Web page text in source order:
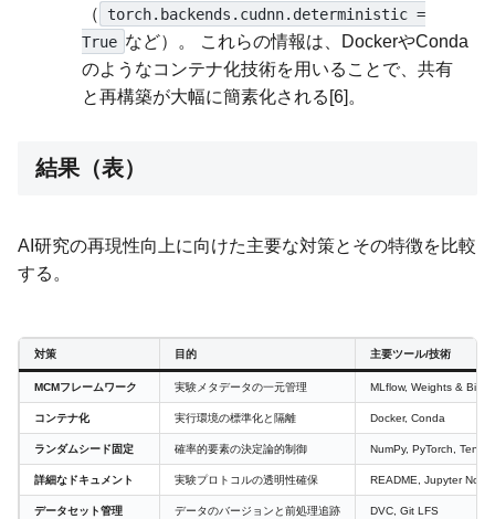
（
torch.backends.cudnn.deterministic =
True など）。 これらの情報は、DockerやConda
のようなコンテナ化技術を用いることで、共有
と再構築が大幅に簡素化される[6]。
結果（表）
AI研究の再現性向上に向けた主要な対策とその特徴を比較
する。
対策 目的 主要ツール/技術
MCMフレームワーク 実験メタデータの一元管理 MLflow, Weights &
コンテナ化 実行環境の標準化と隔離 Docker, Conda
ランダムシード固定 確率的要素の決定論的制御 NumPy, PyTorch,
詳細なドキュメント 実験プロトコルの透明性確保 README, Jupyter
データセット管理 データのバージョンと前処理追跡 DVC, Git LFS